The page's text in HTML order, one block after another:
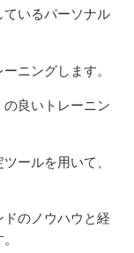
いるパーソナル
ニングします。
良いトレーニン
ールを用いて、
のノウハウと経